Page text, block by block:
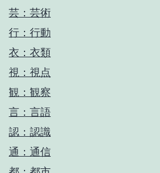
芸：芸術
行：行動
衣：衣類
視：視点
観：観察
言：言語
認：認識
通：通信